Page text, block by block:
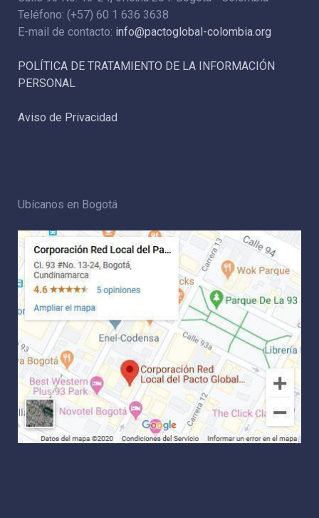
Teléfono: (+57) 60 1 636 3638
E-mail de contacto: info@pactoglobal-colombia.org
POLÍTICA DE TRATAMIENTO DE LA INFORMACIÓN
PERSONAL
Aviso de Privacidad
Ubícanos en Bogotá